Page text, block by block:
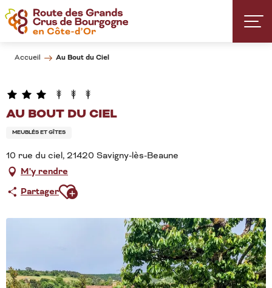
Aller
au
contenu
Accueil Au Bout du Ciel
AU BOUT DU CIEL
MEUBLÉS ET GÎTES
10 rue du ciel, 21420 Savigny-lès-Beaune
M'y rendre
PartagerAjouter aux favoris